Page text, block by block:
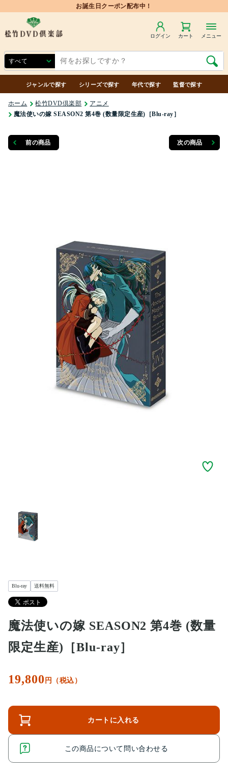
ログイン カート メニュー
ジャンルで探す シリーズで探す 年代で探す 監督で探す
ホーム 松竹DVD倶楽部
アニメ
魔法使いの嫁 SEASON2 第4巻 (数量限定生産)［Blu-ray］
前の商品 次の商品
Blu-ray 送料無料
魔法使いの嫁 SEASON2 第4巻 (数量
限定生産)［Blu-ray］
19,800 円（税込）
カートに入れる
この商品について問い合わせる